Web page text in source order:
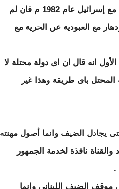
وانما يبدو من طائفة الموارنة التي تعاملت مع إسرائيل عام 1982 م فان لم
مع العبودية عن الحرية مع
انه قال ان اى دولة محتلة لا
باى طريقة وهذا غير
يجادل الضيف وانما أصول مهنته
نافذة لخدمة الجمهور
.
الضيف اللبناني وانما